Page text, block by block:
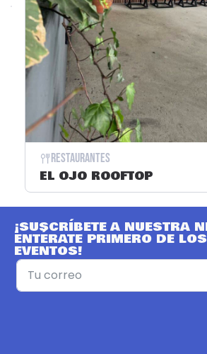
Restaurantes
EL OJO ROOFTOP
¡SUSCRÍBETE A NUESTRA
ENTÉRATE PRIMERO DE
EVENTOS!